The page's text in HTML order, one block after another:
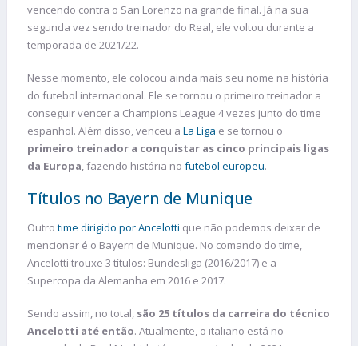
vencendo contra o San Lorenzo na grande final. Já na sua
segunda vez sendo treinador do Real, ele voltou durante a
temporada de 2021/22.
Nesse momento, ele colocou ainda mais seu nome na história
do futebol internacional. Ele se tornou o primeiro treinador a
conseguir vencer a Champions League 4 vezes junto do time
espanhol. Além disso, venceu a La Liga e se tornou o
primeiro treinador a conquistar as cinco principais ligas
da Europa, fazendo história no futebol europeu.
Títulos no Bayern de Munique
Outro time dirigido por Ancelotti que não podemos deixar de
mencionar é o Bayern de Munique. No comando do time,
Ancelotti trouxe 3 títulos: Bundesliga (2016/2017) e a
Supercopa da Alemanha em 2016 e 2017.
Sendo assim, no total, são 25 títulos da carreira do técnico
Ancelotti até então. Atualmente, o italiano está no